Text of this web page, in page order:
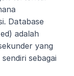
Database
adalah
yang
sebagai